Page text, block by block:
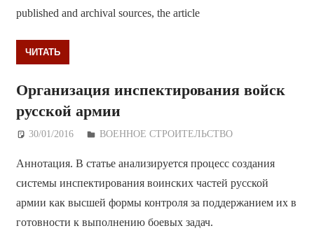
published and archival sources, the article
ЧИТАТЬ
Организация инспектирования войск
русской армии
30/01/2016 Дежурный по Редакции
ВОЕННОЕ СТРОИТЕЛЬСТВО
Аннотация. В статье анализируется процесс создания
системы инспектирования воинских частей русской
армии как высшей формы контроля за поддержанием их в
готовности к выполнению боевых задач.